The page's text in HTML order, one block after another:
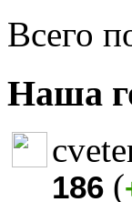
Всего
Наша
186 (